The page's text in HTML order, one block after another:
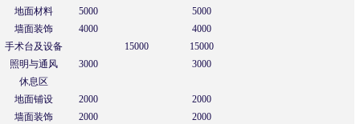
地面材料
5000
5000
墙面装饰
4000
4000
手术台及设备
15000
15000
照明与通风
3000
3000
休息区
地面铺设
2000
2000
墙面装饰
2000
2000